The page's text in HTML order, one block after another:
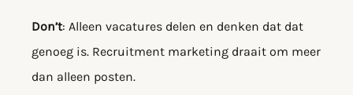
Don’t: Alleen vacatures delen en denken dat dat
genoeg is. Recruitment marketing draait om meer
dan alleen posten.